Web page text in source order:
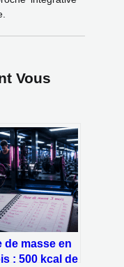
Vous
de masse en
: 500 kcal de